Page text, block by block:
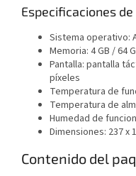
Especificaciones
Sistema operativo:
Memoria: 4 GB / 64
Pantalla: pantalla
píxeles
Temperatura de
Temperatura de
Humedad de
Dimensiones: 237 x
Contenido del